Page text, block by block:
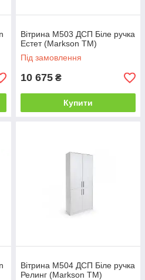
Вітрина М503 ДСП Біле ручка
Естет (Markson TM)
Під замовлення
10 675 ₴
Купити
Вітрина М504 ДСП Біле ручка
Релинг (Markson TM)